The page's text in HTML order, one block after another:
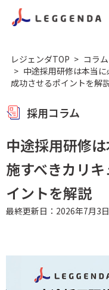
レジェンダTOP
コラム
中途採用研修は本当
成功させるポイントを解
採用コラム
中途採用研修
施すべきカリ
イントを解説
最終更新日：2026年7月3日